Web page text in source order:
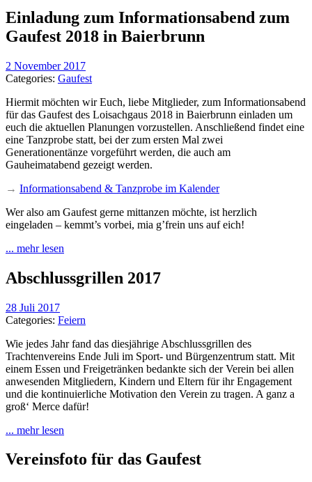
Einladung zum Informationsabend zum
Gaufest 2018 in Baierbrunn
2 November 2017
Categories: Gaufest
Hiermit möchten wir Euch, liebe Mitglieder, zum Informationsabend
für das Gaufest des Loisachgaus 2018 in Baierbrunn einladen um
euch die aktuellen Planungen vorzustellen. Anschließend findet eine
eine Tanzprobe statt, bei der zum ersten Mal zwei
Generationentänze vorgeführt werden, die auch am
Gauheimatabend gezeigt werden.
→ Informationsabend & Tanzprobe im Kalender
Wer also am Gaufest gerne mittanzen möchte, ist herzlich
eingeladen – kemmt’s vorbei, mia g’frein uns auf eich!
... mehr lesen
Abschlussgrillen 2017
28 Juli 2017
Categories: Feiern
Wie jedes Jahr fand das diesjährige Abschlussgrillen des
Trachtenvereins Ende Juli im Sport- und Bürgenzentrum statt. Mit
einem Essen und Freigetränken bedankte sich der Verein bei allen
anwesenden Mitgliedern, Kindern und Eltern für ihr Engagement
und die kontinuierliche Motivation den Verein zu tragen. A ganz a
groß‘ Merce dafür!
... mehr lesen
Vereinsfoto für das Gaufest